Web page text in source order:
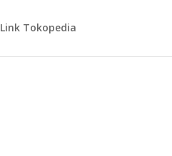
Link Tokopedia